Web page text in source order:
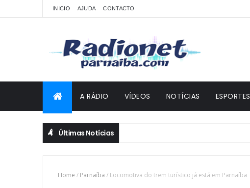
INICIO AJUDA CONTACTO
A RÁDIO VÍDEOS NOTÍCIAS ESPORTES
Últimas Notícias
Home / Parnaíba / Locomotiva do trem turístico já está em Parnaíba